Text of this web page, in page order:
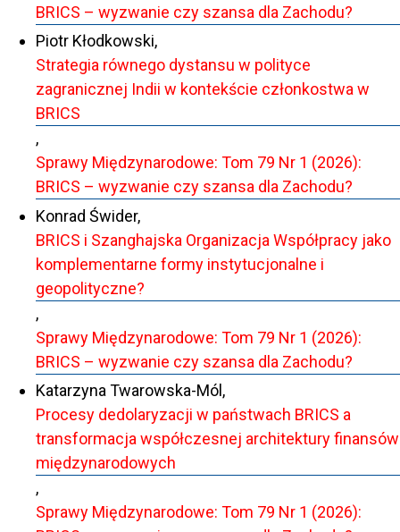
BRICS – wyzwanie czy szansa dla Zachodu?
Piotr Kłodkowski,
Strategia równego dystansu w polityce
zagranicznej Indii w kontekście członkostwa w
BRICS
,
Sprawy Międzynarodowe: Tom 79 Nr 1 (2026):
BRICS – wyzwanie czy szansa dla Zachodu?
Konrad Świder,
BRICS i Szanghajska Organizacja Współpracy jako
komplementarne formy instytucjonalne i
geopolityczne?
,
Sprawy Międzynarodowe: Tom 79 Nr 1 (2026):
BRICS – wyzwanie czy szansa dla Zachodu?
Katarzyna Twarowska-Mól,
Procesy dedolaryzacji w państwach BRICS a
transformacja współczesnej architektury finansów
międzynarodowych
,
Sprawy Międzynarodowe: Tom 79 Nr 1 (2026):